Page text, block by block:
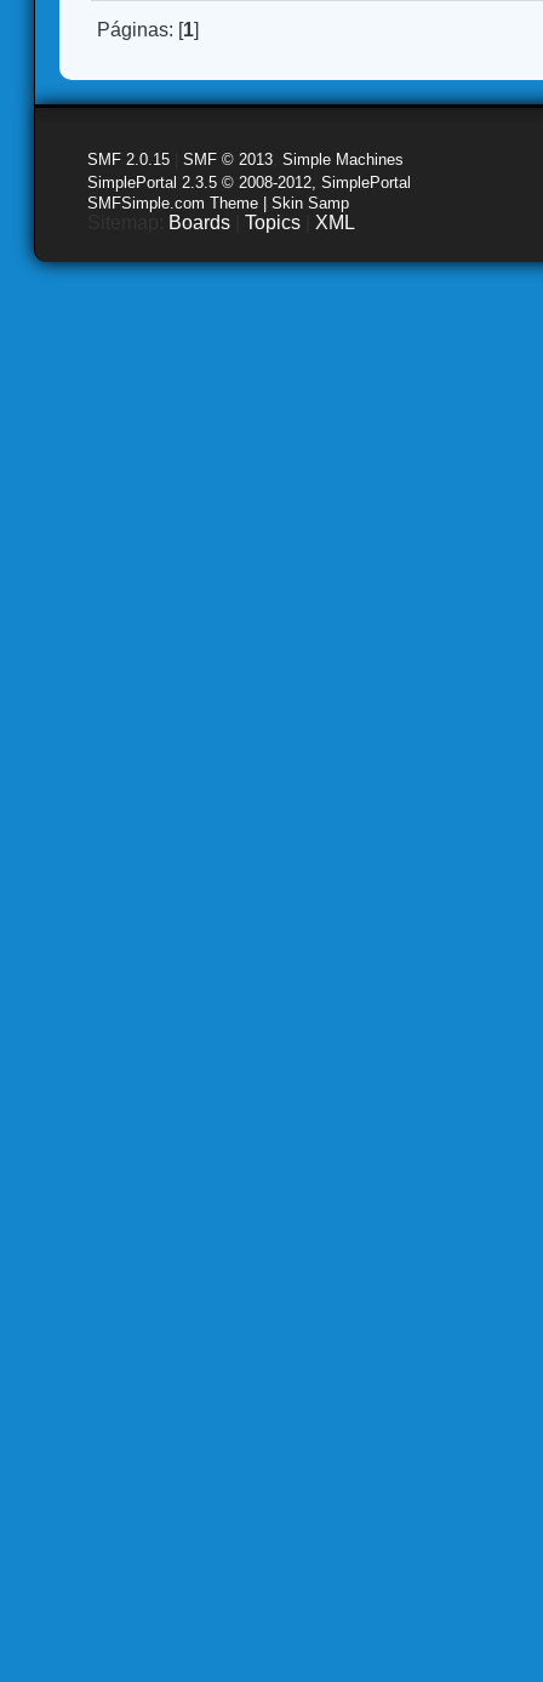
Páginas: [1]
SMF 2.0.15 SMF © 2013 Simple Machines
SimplePortal 2.3.5 © 2008-2012, SimplePortal
SMFSimple.com Theme | Skin Samp
Boards Topics XML